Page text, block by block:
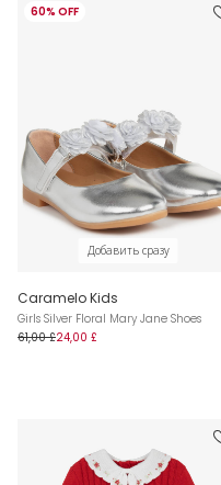
60% OFF
Добавить сразу
Caramelo Kids
Girls Silver Floral Mary Jane Shoes
61,00 £24,00 £